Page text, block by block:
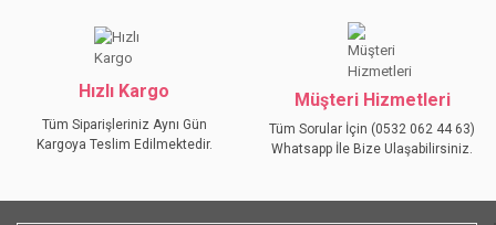
Hızlı Kargo
Tüm Siparişleriniz Aynı Gün
Kargoya Teslim Edilmektedir.
Müşteri Hizmetleri
Tüm Sorular İçin (0532 062 44 63)
Whatsapp İle Bize Ulaşabilirsiniz.